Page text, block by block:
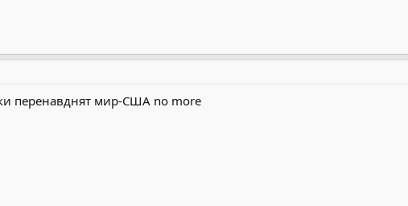
перенавднят мир-США no more